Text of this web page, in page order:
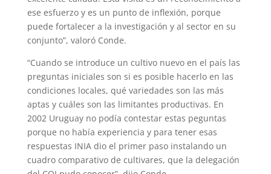
ese esfuerzo y es un punto de inflexión, porque
puede fortalecer a la investigación y al sector en su
conjunto”, valoró Conde.
“Cuando se introduce un cultivo nuevo en el país las
preguntas iniciales son si es posible hacerlo en las
condiciones locales, qué variedades son las más
aptas y cuáles son las limitantes productivas. En
2002 Uruguay no podía contestar estas peguntas
porque no había experiencia y para tener esas
respuestas INIA dio el primer paso instalando un
cuadro comparativo de cultivares, que la delegación